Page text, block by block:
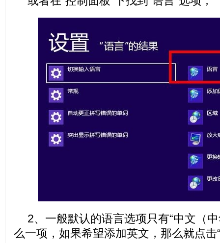
2、一般默认的语言选项只有“中文（
么一项，如果希望添加英文，那么就点击